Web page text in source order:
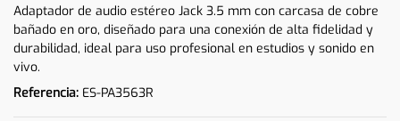
Adaptador de audio estéreo Jack 3.5 mm con carcasa de cobre
bañado en oro, diseñado para una conexión de alta fidelidad y
durabilidad, ideal para uso profesional en estudios y sonido en
vivo.
Referencia: ES-PA3563R